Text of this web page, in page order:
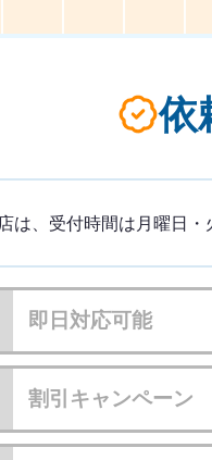
依
は、受付時間は月曜日
即日対応可能
割引キャンペーン